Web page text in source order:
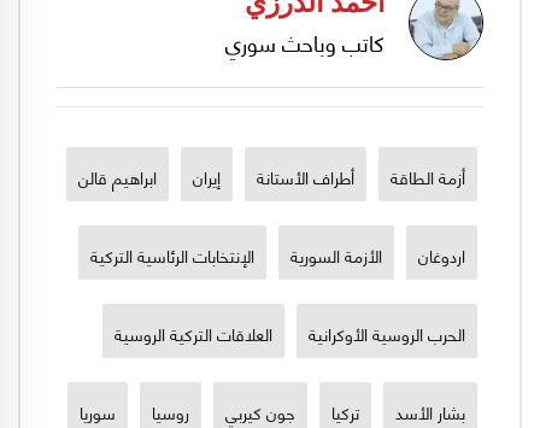
كاتب وباحث سوري
أزمة الطاقة أطراف الأستانة إيران ابراهيم قالن
اردوغان الأزمة السورية الإنتخابات الرئاسية التركية
الحرب الروسية الأوكرانية العلاقات التركية الروسية
بشار الأسد تركيا جون كيربي روسيا سوريا